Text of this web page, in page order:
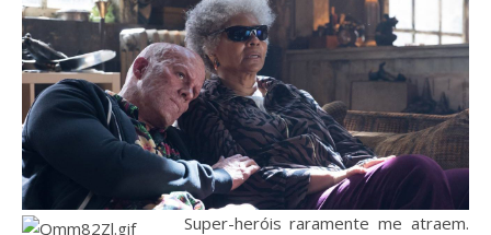
Super-heróis raramente me atraem.